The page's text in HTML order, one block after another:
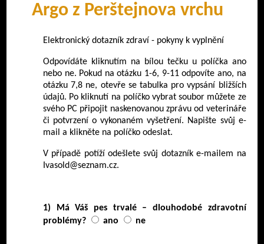
Argo z Perštejnova vrchu
Elektronický dotazník zdraví - pokyny k vyplnění
Odpovídáte kliknutím na bílou tečku u políčka ano
nebo ne. Pokud na otázku 1-6, 9-11 odpovíte ano, na
otázku 7,8 ne, otevře se tabulka pro vypsání bližších
údajů. Po kliknutí na políčko vybrat soubor můžete ze
svého PC připojit naskenovanou zprávu od veterináře
či potvrzení o vykonaném vyšetření. Napište svůj e-
mail a klikněte na políčko odeslat.
V případě potíží odešlete svůj dotazník e-mailem na
Ivasold@seznam.cz.
1) Má Váš pes trvalé – dlouhodobé zdravotní
problémy?
ano ne